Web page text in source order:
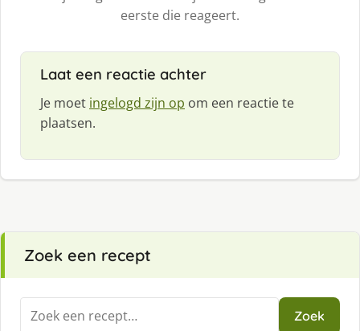
eerste die reageert.
Laat een reactie achter
Je moet ingelogd zijn op om een reactie te
plaatsen.
Zoek een recept
Zoeken
naar:
Zoek